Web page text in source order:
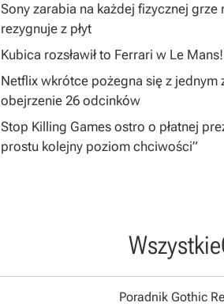
Sony zarabia na każdej fizycznej
rezygnuje z płyt
Kubica rozsławił to Ferrari w Le
Netflix wkrótce pożegna się z
obejrzenie 26 odcinków
Stop Killing Games ostro o płatnej
prostu kolejny poziom chciwości”
Wszystkie
Poradnik Gothic